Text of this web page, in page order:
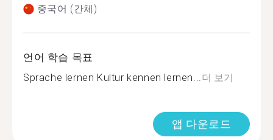
중국어 (간체)
언어 학습 목표
Sprache lernen Kultur kennen lernen...더 보기
앱 다운로드